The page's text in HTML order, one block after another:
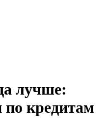
лучше:
по кредитам